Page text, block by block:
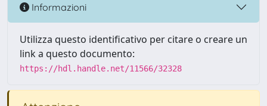
Informazioni
Utilizza questo identificativo per citare o creare un
link a questo documento:
https://hdl.handle.net/11566/32328